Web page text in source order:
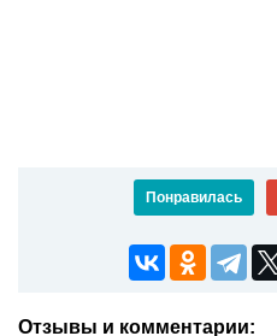
Понравилась
Отзывы и комментарии: